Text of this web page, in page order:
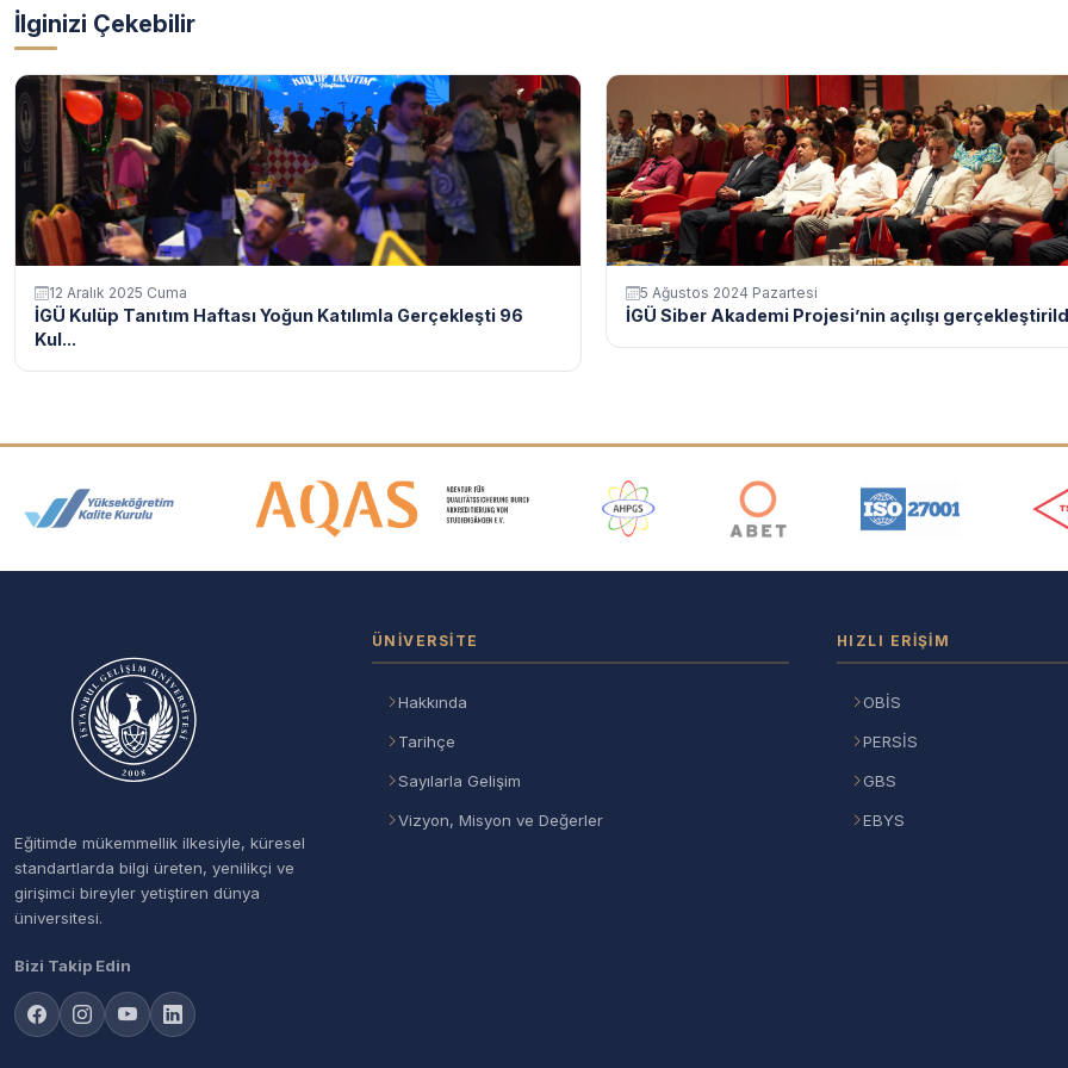
İlginizi Çekebilir
12 Aralık 2025 Cuma
İGÜ Kulüp Tanıtım Haftası Yoğun Katılımla Gerçekleşti 96
Kul...
5 Ağustos 2024 Pazartesi
İGÜ Siber Akademi Projesi’nin açılışı
Akreditasyon ve Üyelik Logoları
Eğitimde mükemmellik ilkesiyle, küresel
standartlarda bilgi üreten, yenilikçi ve
girişimci bireyler yetiştiren dünya
üniversitesi.
Bizi Takip Edin
ÜNIVERSITE
Hakkında
Tarihçe
Sayılarla Gelişim
Vizyon, Misyon ve Değerler
HIZLI ERIŞIM
OBİS
PERSİS
GBS
EBYS